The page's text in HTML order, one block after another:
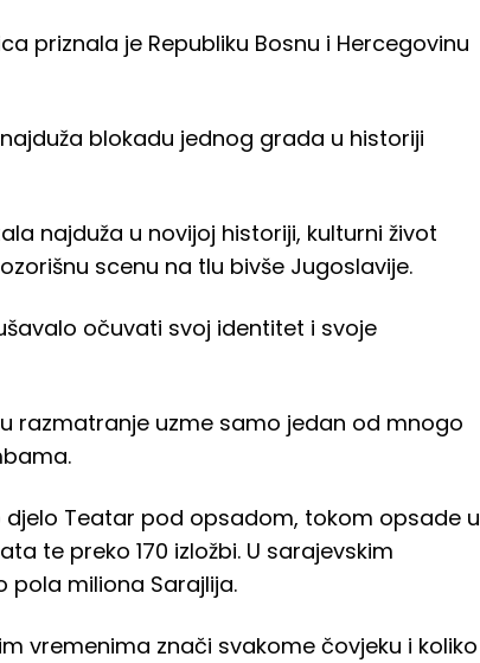
priznala je Republiku Bosnu i Hercegovinu
blokadu jednog grada u historiji
najduža u novijoj historiji, kulturni život
scenu na tlu bivše Jugoslavije.
očuvati svoj identitet i svoje
razmatranje uzme samo jedan od mnogo
Teatar pod opsadom, tokom opsade u
te preko 170 izložbi. U sarajevskim
pola miliona Sarajlija.
vremenima znači svakome čovjeku i koliko